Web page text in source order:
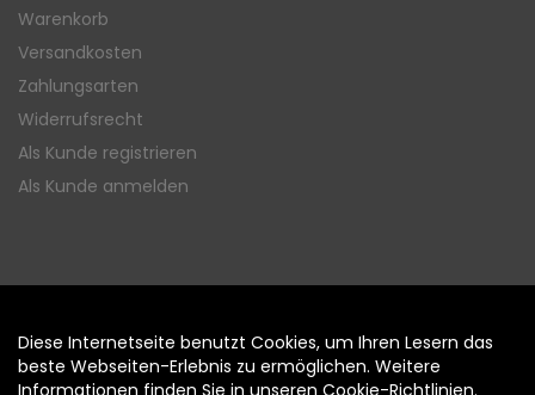
Warenkorb
Versandkosten
Zahlungsarten
Widerrufsrecht
Als Kunde registrieren
Als Kunde anmelden
Diese Internetseite benutzt Cookies, um Ihren Lesern das
beste Webseiten-Erlebnis zu ermöglichen. Weitere
Informationen finden Sie in unseren Cookie-Richtlinien.
Auftrag widerrufen